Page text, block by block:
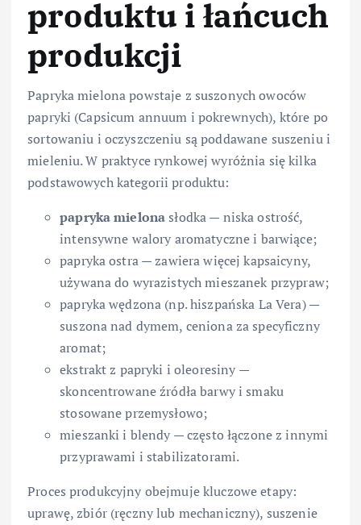
produktu i łańcuch
produkcji
Papryka mielona powstaje z suszonych owoców
papryki (Capsicum annuum i pokrewnych), które po
sortowaniu i oczyszczeniu są poddawane suszeniu i
mieleniu. W praktyce rynkowej wyróżnia się kilka
podstawowych kategorii produktu:
papryka mielonasłodka — niska ostrość,
intensywne walory aromatyczne i barwiące;
papryka ostra — zawiera więcej kapsaicyny,
używana do wyrazistych mieszanek przypraw;
papryka wędzona (np. hiszpańska La Vera) —
suszona nad dymem, ceniona za specyficzny
aromat;
ekstrakt z papryki i oleoresiny —
skoncentrowane źródła barwy i smaku
stosowane przemysłowo;
mieszanki i blendy — często łączone z innymi
przyprawami i stabilizatorami.
Proces produkcyjny obejmuje kluczowe etapy:
uprawę, zbiór (ręczny lub mechaniczny), suszenie